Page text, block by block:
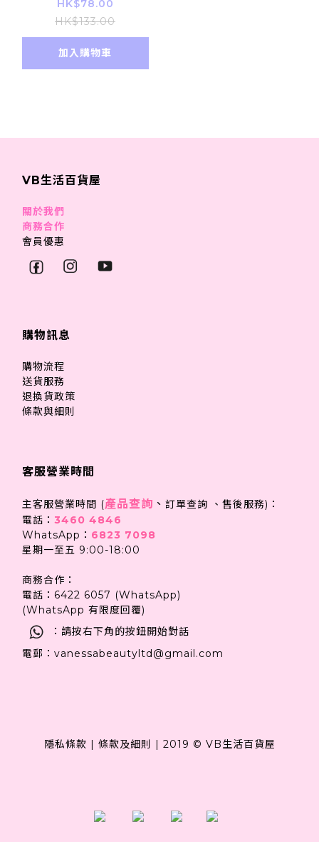
進口)
HK$78.00
HK$133.00
加入購物車
VB生活百貨屋
關於我們
商務合作
會員優惠
購物訊息
購物流程
送貨服務
退換貨政策
條款與細則
客服營業時間
主客服營業時間 (產品查詢 、 訂單查詢 、售後服務)：
電話： 3460 4846
WhatsApp： 6823 7098
星期一至五 9:00-18:00
商務合作：
電話：6422 6057 (WhatsApp)
(WhatsApp 有限度回覆)
：請按右下角的按鈕開始對話
電郵：vanessabeautyltd@gmail.com
隱私條款 條款及細則 2019 © VB生活百貨屋